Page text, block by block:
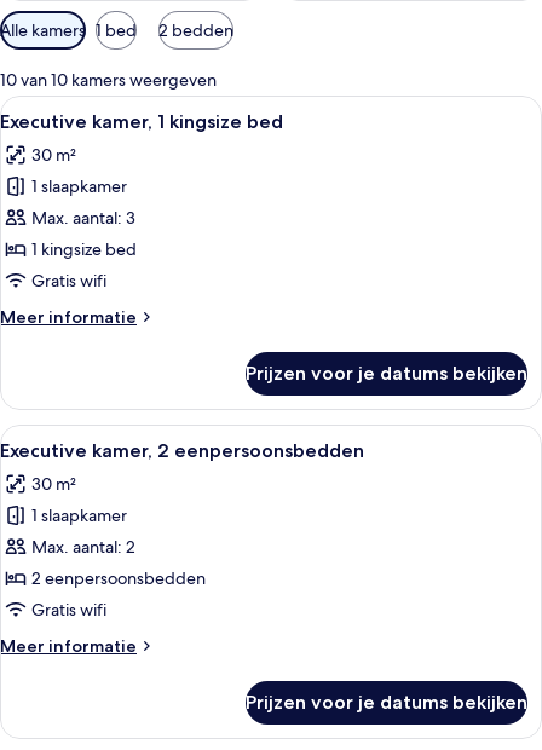
Beschikbare
filters
voor
kamers
Alle kamers 1 bed 2 bedden
10 van 10 kamers weergeven
Alle
foto's
voor
Executive
kamer,
1
kingsize
laden
Een moderne hotelkamer met een
13
Executive kamer, 1 kingsize bed
30 m²
1 slaapkamer
Max. aantal: 3
1 kingsize bed
Gratis wifi
Meer informatie
Meer
kamer,
kingsize
Prijzen voor je datums bekijken
Alle
foto's
voor
Executive
kamer,
2
eenpersoonsbedden
Hotelkamer met twee bedden, een
12
Executive kamer, 2 eenpersoonsbedden
30 m²
1 slaapkamer
Max. aantal: 2
2 eenpersoonsbedden
Gratis wifi
Meer informatie
Meer
kamer,
Prijzen voor je datums bekijken